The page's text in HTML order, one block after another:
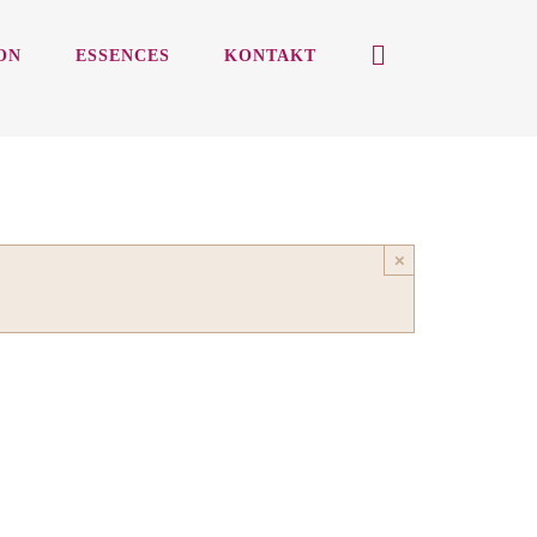
ESSENCES KONTAKT
×